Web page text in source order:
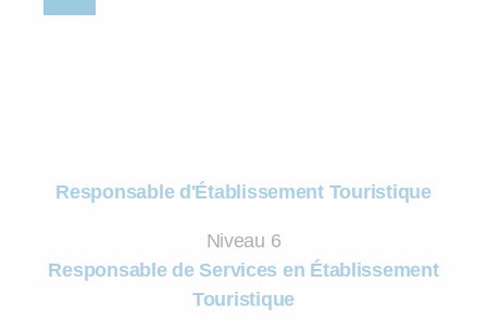
Responsable d'Établissement Touristique
Niveau 6
Responsable de Services en Établissement
Touristique